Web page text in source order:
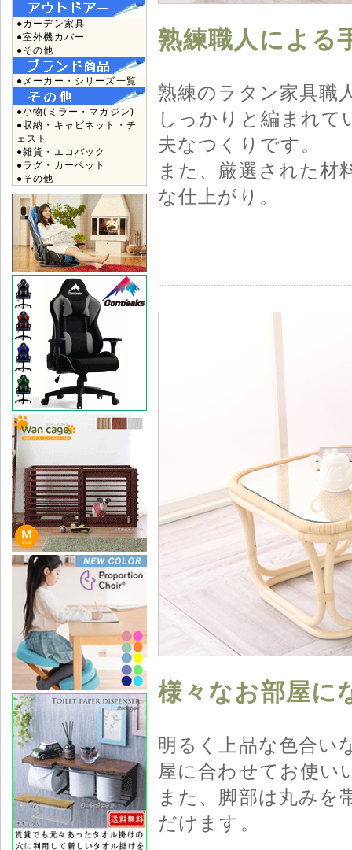
●ガーデン家具
●室外機カバー
●その他
●メーカー・シリーズ一覧
●小物(ミラー・マガジン)
●収納・キャビネット・チ
ェスト
●雑貨・エコバック
●ラグ・カーペット
●その他
熟練職人による
熟練のラタン家具職
しっかりと編まれて
夫なつくりです。
また、厳選された材
な仕上がり。
様々なお部屋に
明るく上品な色合い
屋に合わせてお使い
また、脚部は丸みを
だけます。